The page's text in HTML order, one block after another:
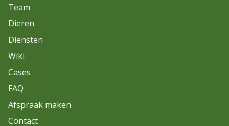
Team
Dieren
Diensten
Wiki
Cases
FAQ
Afspraak maken
Contact